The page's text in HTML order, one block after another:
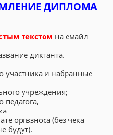
ДИПЛОМА
текстом на емайл
диктанта.
участника и набранные
учреждения;
оргвзноса (без чека
будут).